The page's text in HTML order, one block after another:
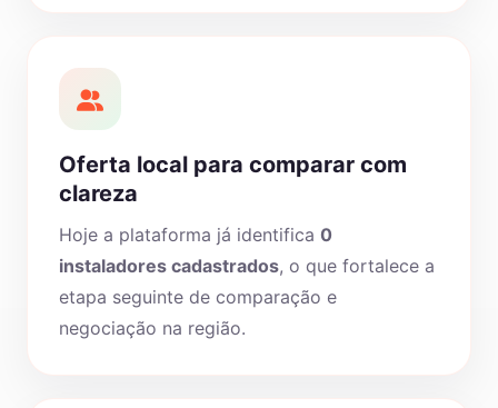
Oferta local para comparar com
clareza
Hoje a plataforma já identifica 0
instaladores cadastrados, o que fortalece a
etapa seguinte de comparação e
negociação na região.